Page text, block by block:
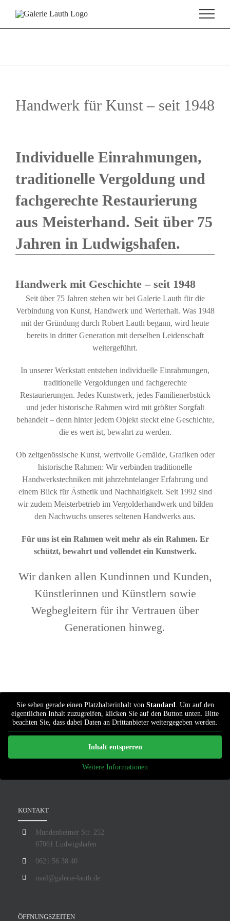
Inhalt
springen
Handwerk für Kunst – seit 1948
Bild
Individuelle Einrahmungen,
traditionelle Vergoldung und
fachgerechte Restaurierung
aus Meisterhand. Seit über 75
Jahren in Ludwigshafen.
Handwerk mit Geschichte – seit 1948
Seit über 75 Jahren stehen wir bei Galerie Lauth für die
Verbindung von Kunst, Handwerk und Werterhalt. Was 1948
mit der Gründung durch Robert Lauth begann, wird heute
bereits in dritter Generation mit derselben Leidenschaft
weitergeführt.
In unserer Werkstatt entstehen individuelle Einrahmungen,
traditionelle Vergoldungen und fachgerechte
Restaurierungen. Jedes Kunstwerk, jedes Familienerbstück
und jeder historische Rahmen wird mit größter Sorgfalt
behandelt – denn hinter jedem Objekt steckt eine Geschichte,
die es wert ist, bewahrt zu werden.
Ob zeitgenössische Kunst, wertvolle Gemälde, Grafiken oder
historische Rahmen: Wir verbinden traditionelle
Handwerkstechniken mit jahrzehntelanger Erfahrung und
einem Blick für Ästhetik und Nachhaltigkeit. Seit 1992 sind
wir zudem Meisterbetrieb im Vergolderhandwerk und bilden
den Nachwuchs unseres seltenen Handwerks aus.
Für uns ist ein Rahmen weit mehr als ein Rahmen. Er
schützt, bewahrt und vollendet ein Kunstwerk.
Wir danken allen Kundinnen und Kunden,
Künstlerinnen und Künstlern sowie
Wegbegleitern für ihr Vertrauen über
Generationen hinweg.
Sie sehen gerade einen Platzhalterinhalt von Standard. Um auf den
eigentlichen Inhalt zuzugreifen, klicken Sie auf den Button unten. Bitte
beachten Sie, dass dabei Daten an Drittanbieter weitergegeben werden.
Inhalt entsperren
Weitere Informationen
KONTAKT
Mundenheimer Str. 252
67061 Ludwigshafen
0621 56 38 40
mail@galerie-lauth.de
ÖFFNUNGSZEITEN